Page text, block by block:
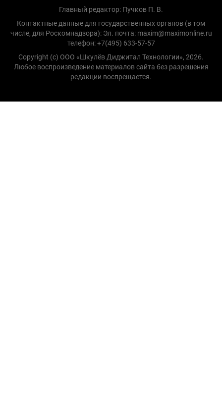
Главный редактор: Пучков П. В.
Контактные данные для государственных органов (в том
числе, для Роскомнадзора): Эл. почта: maxim@maximonline.ru
телефон: +7(495) 633-57-57
Copyright (с) ООО «Шкулёв Диджитал Технологии», 2026.
Любое воспроизведение материалов сайта без разрешения
редакции воспрещается.